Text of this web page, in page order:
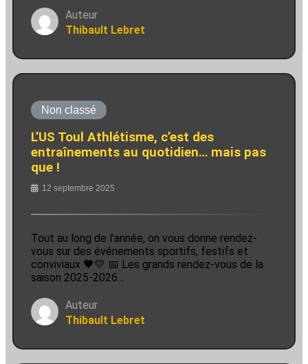
Auteur
Thibault Lebret
Non classé
L’US Toul Athlétisme, c’est des
entraînements au quotidien… mais pas
que !
12 septembre 2025
Tout au long de l’année, on vous donne rendez-
vous sur des événements sportifs, festifs et
conviviaux 🖤💛 📅 Les grands rendez-vous de la
saison 2025-2026…
Auteur
Thibault Lebret